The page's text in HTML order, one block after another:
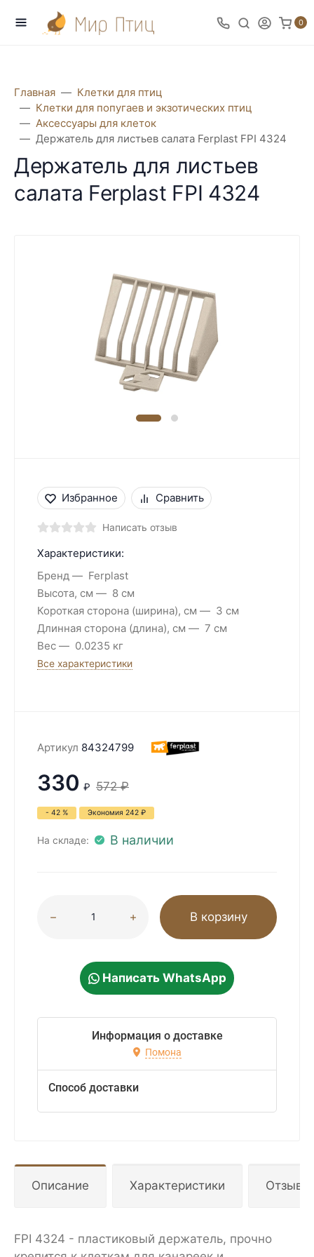
0
Главная
Клетки для птиц
Клетки для попугаев и экзотических птиц
Аксессуары для клеток
Держатель для листьев салата Ferplast FPI 4324
Держатель для листьев
салата Ferplast FPI 4324
Избранное Сравнить
Написать отзыв
Характеристики:
Бренд
Ferplast
Высота, см
8 см
Короткая сторона (ширина), см
3 см
Длинная сторона (длина), см
7 см
Вес
0.0235 кг
Все характеристики
Артикул 84324799
330 ₽ 572 ₽
- 42 % Экономия 242 ₽
На складе: В наличии
В корзину
Написать WhatsApp
Информация о доставке
Помона
Способ доставки
Описание Характеристики
FPI 4324 - пластиковый держатель, прочно